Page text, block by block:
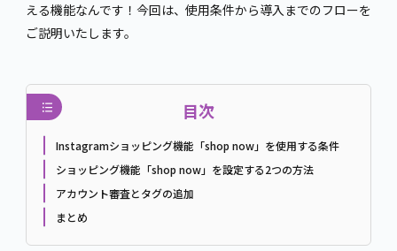
える機能なんです！今回は、使用条件から導入までのフローを
ご説明いたします。
目次
Instagramショッピング機能「shop now」を使用する条件
ショッピング機能「shop now」を設定する2つの方法
アカウント審査とタグの追加
まとめ